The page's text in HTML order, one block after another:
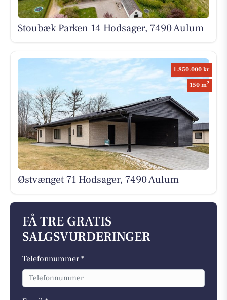
Stoubæk Parken 14 Hodsager, 7490 Aulum
1.850.000 kr
150 m2
Østvænget 71 Hodsager, 7490 Aulum
FÅ TRE GRATIS
SALGSVURDERINGER
Telefonnummer *